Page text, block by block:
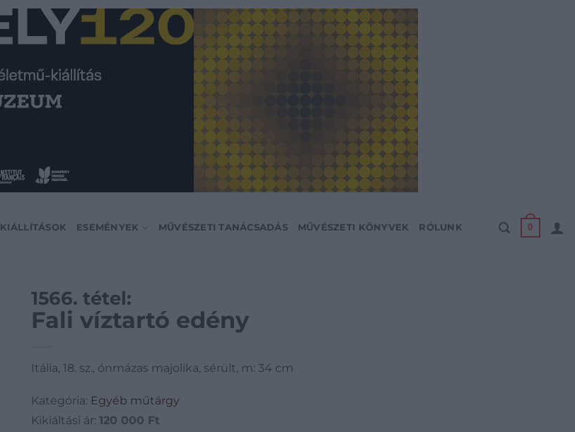
KIÁLLÍTÁSOK ESEMÉNYEK MŰVÉSZETI TANÁCSADÁS MŰVÉSZETI KÖNYVEK RÓLUNK 0
1566. tétel:
Fali víztartó edény
Itália, 18. sz., ónmázas majolika, sérült, m: 34 cm
Kategória: Egyéb műtárgy
Kikiáltási ár: 120 000 Ft